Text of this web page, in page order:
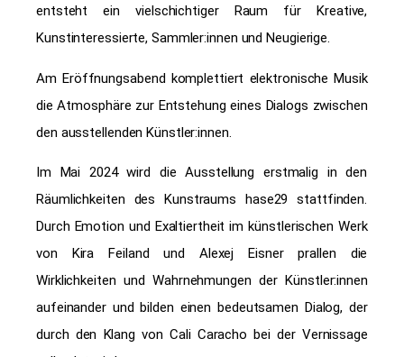
entsteht ein vielschichtiger Raum für Kreative,
Kunstinteressierte, Sammler:innen und Neugierige.
Am Eröffnungsabend komplettiert elektronische Musik
die Atmosphäre zur Entstehung eines Dialogs zwischen
den ausstellenden Künstler:innen.
Im Mai 2024 wird die Ausstellung erstmalig in den
Räumlichkeiten des Kunstraums hase29 stattfinden.
Durch Emotion und Exaltiertheit im künstlerischen Werk
von Kira Feiland und Alexej Eisner prallen die
Wirklichkeiten und Wahrnehmungen der Künstler:innen
aufeinander und bilden einen bedeutsamen Dialog, der
durch den Klang von Cali Caracho bei der Vernissage